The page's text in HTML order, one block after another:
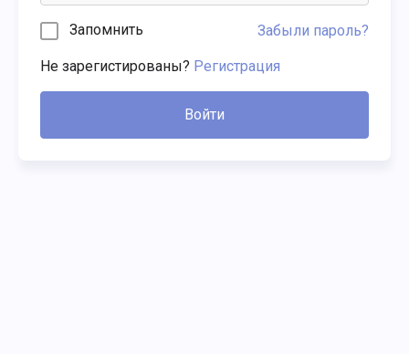
Запомнить Забыли пароль?
Не зарегистированы? Регистрация